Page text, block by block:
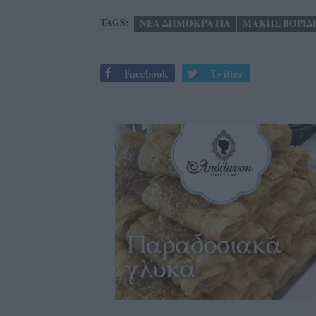
TAGS: ΝΕΑ ΔΗΜΟΚΡΑΤΙΑ ΜΑΚΗΣ
Facebook Twitter